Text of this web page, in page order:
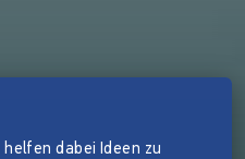
dabei Ideen zu